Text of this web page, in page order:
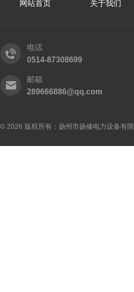
网站首页 关于我们
电话
0514-87308699
邮箱
289666886@qq.com
© 2026 版权所有：扬州市扬修电力设备有